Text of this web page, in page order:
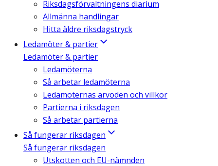
Riksdagsförvaltningens diarium
Allmänna handlingar
Hitta äldre riksdagstryck
Ledamöter & partier
Ledamöter & partier
Ledamöterna
Så arbetar ledamöterna
Ledamöternas arvoden och villkor
Partierna i riksdagen
Så arbetar partierna
Så fungerar riksdagen
Så fungerar riksdagen
Utskotten och EU-nämnden